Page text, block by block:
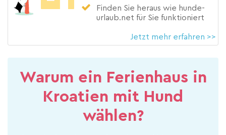
Finden Sie heraus wie hunde-
urlaub.net für Sie funktioniert
Jetzt mehr erfahren >>
Warum ein Ferienhaus in
Kroatien mit Hund
wählen?